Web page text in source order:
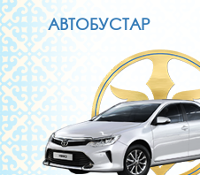
АВТОБУСТАР